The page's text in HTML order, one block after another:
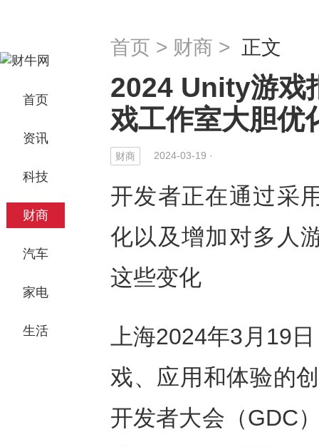
首页
资讯
科技
财商
汽车
家电
生活
首页 > 财商 > 正文
2024 Unity游戏
戏工作室大胆优
财商 2024-03-19 ·
开发者正在通过采
化以及增加对多人
这些变化
上海2024年3月19
戏、应用和体验的
开发者大会（GDC